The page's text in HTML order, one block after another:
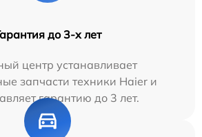
до 3-х лет
центр устанавливает
запчасти техники Haier и
гарантию до 3 лет.